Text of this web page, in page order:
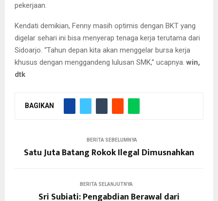
pekerjaan.
Kendati demikian, Fenny masih optimis dengan BKT yang
digelar sehari ini bisa menyerap tenaga kerja terutama dari
Sidoarjo. “Tahun depan kita akan menggelar bursa kerja
khusus dengan menggandeng lulusan SMK,” ucapnya. win,
dtk
BAGIKAN
BERITA SEBELUMNYA
Satu Juta Batang Rokok Ilegal Dimusnahkan
BERITA SELANJUTNYA
Sri Subiati: Pengabdian Berawal dari